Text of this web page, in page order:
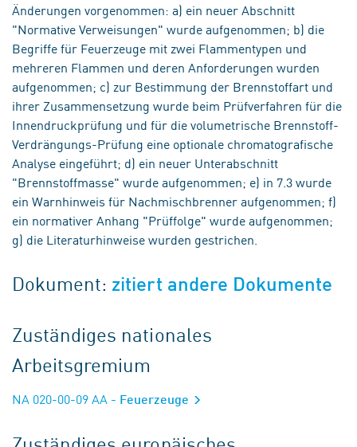
Änderungen vorgenommen: a) ein neuer Abschnitt
"Normative Verweisungen" wurde aufgenommen; b) die
Begriffe für Feuerzeuge mit zwei Flammentypen und
mehreren Flammen und deren Anforderungen wurden
aufgenommen; c) zur Bestimmung der Brennstoffart und
ihrer Zusammensetzung wurde beim Prüfverfahren für die
Innendruckprüfung und für die volumetrische Brennstoff-
Verdrängungs-Prüfung eine optionale chromatografische
Analyse eingeführt; d) ein neuer Unterabschnitt
"Brennstoffmasse" wurde aufgenommen; e) in 7.3 wurde
ein Warnhinweis für Nachmischbrenner aufgenommen; f)
ein normativer Anhang "Prüffolge" wurde aufgenommen;
g) die Literaturhinweise wurden gestrichen.
Dokument: zitiert andere Dokumente
Zuständiges nationales
Arbeitsgremium
NA 020-00-09 AA - Feuerzeuge